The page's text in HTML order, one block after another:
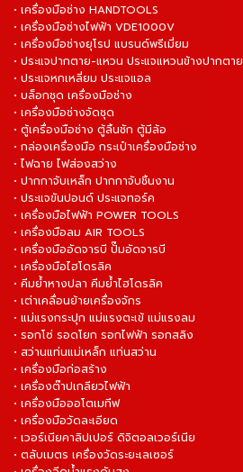
• เครื่องมือช่าง HANDTOOLS
• เครื่องมือช่างไฟฟ้า VDE1000V
• เครื่องมือช่างยุโรป แบรนด์พรีเมี่ยม
• ประแจปากตาย-แหวน ประแจแหวนข้างปากตาย
• ประแจหกเหลี่ยม ประแจแอล
• บล็อกชุด เครื่องมือช่าง
• เครื่องมือช่างจัดชุด
• ตู้เครื่องมือช่าง ตู้ลิ้นชัก ตู้มีล้อ
• กล่องเครื่องมือ กระเป๋าเครื่องมือช่าง
• ไฟฉาย ไฟส่องสว่าง
• ปากกาจับเหล็ก ปากกาจับชิ้นงาน
• ประแจขันปอนด์ ประแจทอร์ค
• เครื่องมือไฟฟ้า POWER TOOLS
• เครื่องมือลม AIR TOOLS
• เครื่องมืออัดจารบี ปั๊มอัดจารบี
• เครื่องมือไฮโดรลิค
• คีมย้ำหางปลา คีมย้ำไฮโดรลิค
• เต่าเคลื่อนย้ายเครื่องจักร
• แม่แรงกระปุก แม่แรงตะเข้ แม่แรงลม
• รอกโซ่ รอดโยก รอกไฟฟ้า รอกสลิง
• สว่านแท่นแม่เหล็ก แท่นสว่าน
• เครื่องมือก่อสร้าง
• เครื่องต๊าปเกลียวไฟฟ้า
• เครื่องมือออโตเมทีฟ
• เครื่องมือวัดละเอียด
• เวอร์เนียคาลิปเปอร์ ดิจิตอลเวอร์เนีย
• ตลับเมตร เครื่องวัดระยะเลเซอร์